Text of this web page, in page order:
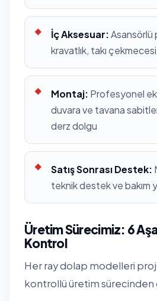
İç Aksesuar:Asansörlü
kravatlık, takı
Montaj: Profesyonel
duvara ve tavana
derz dolgu
Satış Sonrası Destek:
teknik destek ve bakım
Üretim Sürecimiz: 6
Kontrol
Her ray dolap modelleri
kontrollü üretim sürecinden